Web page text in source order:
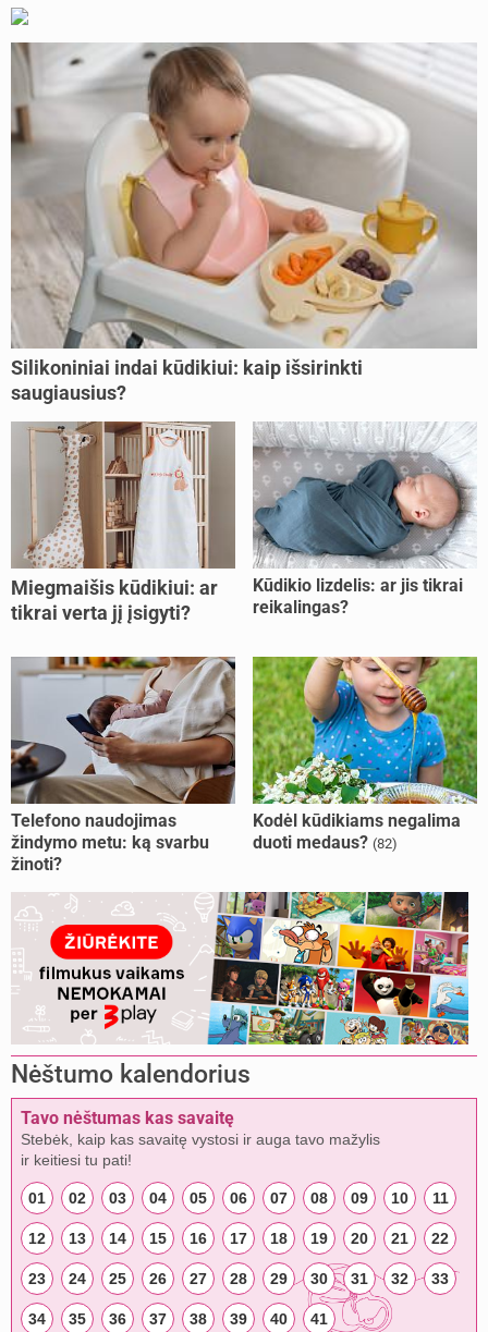
Silikoniniai indai kūdikiui: kaip išsirinkti
saugiausius?
Miegmaišis kūdikiui: ar
tikrai verta jį įsigyti?
Kūdikio lizdelis: ar jis tikrai
reikalingas?
Telefono naudojimas
žindymo metu: ką svarbu
žinoti?
Kodėl kūdikiams negalima
duoti medaus? (82)
Nėštumo kalendorius
Tavo nėštumas kas savaitę
Stebėk, kaip kas savaitę vystosi ir auga tavo mažylis
ir keitiesi tu pati!
01 02 03 04 05 06 07 08 09 10 11
12 13 14 15 16 17 18 19 20 21 22
23 24 25 26 27 28 29 30 31 32 33
34 35 36 37 38 39 40 41